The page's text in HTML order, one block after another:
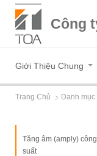
Công
Giới Thiệu Chung
Trang Chủ Danh
Tăng âm (amply) công
suất